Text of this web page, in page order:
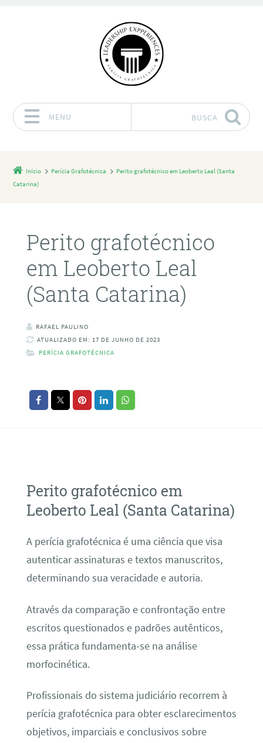
MENU BUSCA
Início Perícia Grafotécnica
Perito grafotécnico em Leoberto Leal (Santa
Catarina)
Perito grafotécnico
em Leoberto Leal
(Santa Catarina)
RAFAEL PAULINO
ATUALIZADO EM: 17 DE JUNHO DE 2023
PERÍCIA GRAFOTÉCNICA
Perito grafotécnico em
Leoberto Leal (Santa Catarina)
A perícia grafotécnica é uma ciência que visa
autenticar assinaturas e textos manuscritos,
determinando sua veracidade e autoria.
Através da comparação e confrontação entre
escritos questionados e padrões autênticos,
essa prática fundamenta-se na análise
morfocinética.
Profissionais do sistema judiciário recorrem à
perícia grafotécnica para obter esclarecimentos
objetivos, imparciais e conclusivos sobre